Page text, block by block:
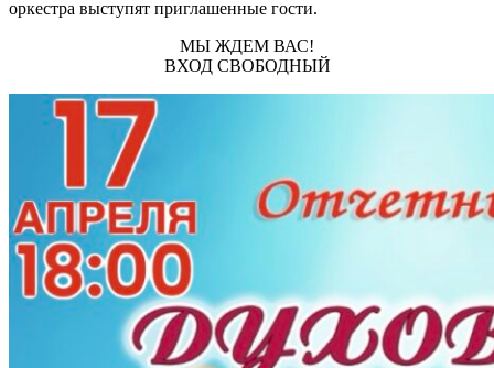
оркестра выступят приглашенные гости.
МЫ ЖДЕМ ВАС!
ВХОД СВОБОДНЫЙ